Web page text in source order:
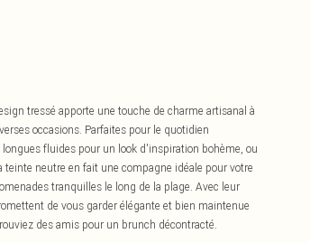
tressé apporte une touche de charme artisanal à
occasions. Parfaites pour le quotidien
fluides pour un look d'inspiration bohème, ou
neutre en fait une compagne idéale pour votre
tranquilles le long de la plage. Avec leur
de vous garder élégante et bien maintenue
des amis pour un brunch décontracté.